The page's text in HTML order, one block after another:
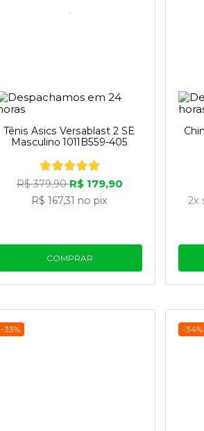
Tênis Asics Versablast 2 SE
Masculino 1011B559-405
R$ 379,90R$ 179,90
R$ 167,31 no pix
COMPRAR
2x
-33% -34%